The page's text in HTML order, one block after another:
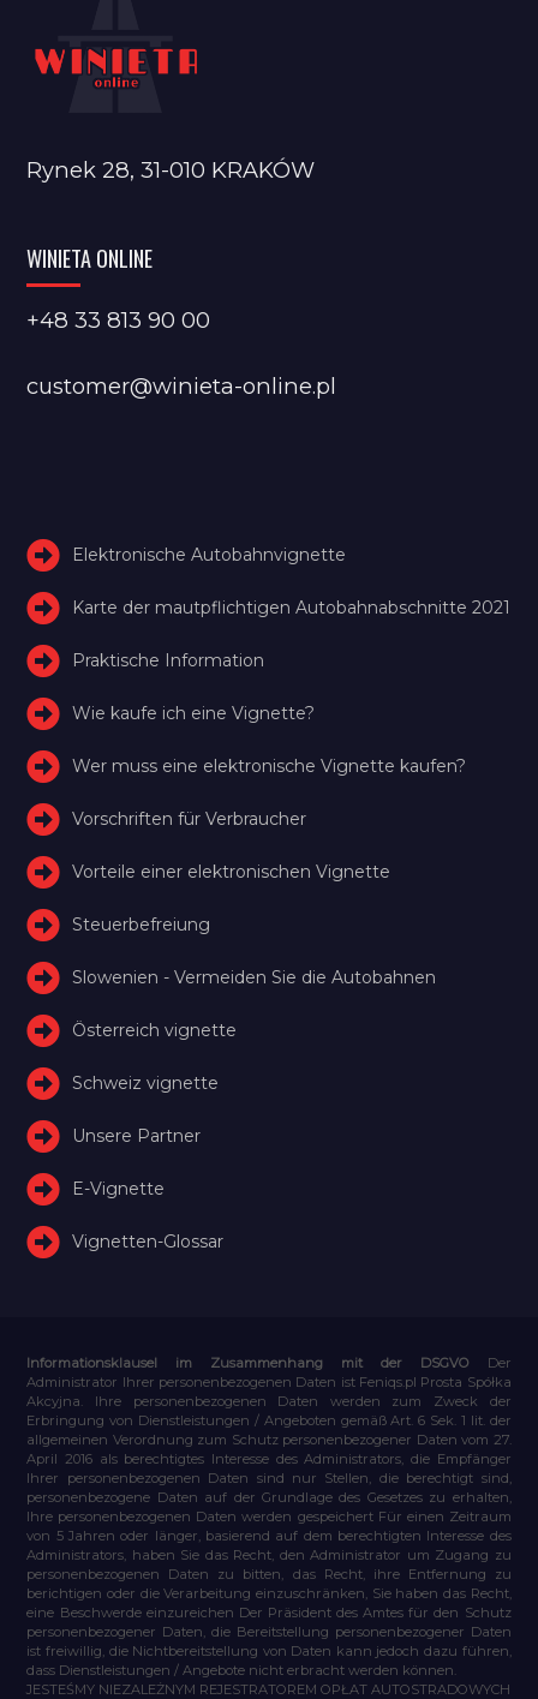
Rynek 28, 31-010 KRAKÓW
WINIETA ONLINE
+48 33 813 90 00
customer@winieta-online.pl
Elektronische Autobahnvignette
Karte der mautpflichtigen Autobahnabschnitte 2021
Praktische Information
Wie kaufe ich eine Vignette?
Wer muss eine elektronische Vignette kaufen?
Vorschriften für Verbraucher
Vorteile einer elektronischen Vignette
Steuerbefreiung
Slowenien - Vermeiden Sie die Autobahnen
Österreich vignette
Schweiz vignette
Unsere Partner
E-Vignette
Vignetten-Glossar
Informationsklausel im Zusammenhang mit der DSGVO
Der
Administrator Ihrer personenbezogenen Daten ist Feniqs.pl Prosta Spółka
Akcyjna. Ihre personenbezogenen Daten werden zum Zweck der
Erbringung von Dienstleistungen / Angeboten gemäß Art. 6 Sek. 1 lit. der
allgemeinen Verordnung zum Schutz personenbezogener Daten vom 27.
April 2016 als berechtigtes Interesse des Administrators, die Empfänger
Ihrer personenbezogenen Daten sind nur Stellen, die berechtigt sind,
personenbezogene Daten auf der Grundlage des Gesetzes zu erhalten,
Ihre personenbezogenen Daten werden gespeichert Für einen Zeitraum
von 5 Jahren oder länger, basierend auf dem berechtigten Interesse des
Administrators, haben Sie das Recht, den Administrator um Zugang zu
personenbezogenen Daten zu bitten, das Recht, ihre Entfernung zu
berichtigen oder die Verarbeitung einzuschränken, Sie haben das Recht,
eine Beschwerde einzureichen Der Präsident des Amtes für den Schutz
personenbezogener Daten, die Bereitstellung personenbezogener Daten
ist freiwillig, die Nichtbereitstellung von Daten kann jedoch dazu führen,
dass Dienstleistungen / Angebote nicht erbracht werden können.
JESTEŚMY NIEZALEŻNYM REJESTRATOREM OPŁAT AUTOSTRADOWYCH